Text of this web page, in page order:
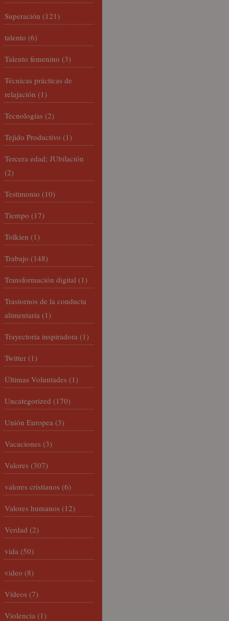
Superación (121)
talento (6)
Talento femenino (3)
Técnicas prácticas de
relajación (1)
Tecnologías (2)
Tejido Productivo (1)
Tercera edad; JUbilación
(2)
Testimonio (10)
Tiempo (17)
Tolkien (1)
Trabajo (148)
Transformación digital (1)
Trastornos de la conducta
alimentaria (1)
Trayectoria inspiradora (1)
Twitter (1)
Últimas Voluntades (1)
Uncategorized (170)
Unión Europea (3)
Vacaciones (3)
Valores (307)
valores cristianos (6)
Valores humanos (12)
Verdad (2)
vida (50)
video (8)
Vídeos (7)
Violencia (1)